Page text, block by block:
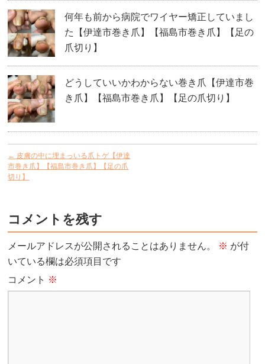
何年も前から病院でワイヤー矯正していまし
た【伊達市巻き爪】【福島市巻き爪】【足の
爪切り】
どうしていいかわからない巻き爪【伊達市巻
き爪】【福島市巻き爪】【足の爪切り】
← 皮膚の中に埋まっいる爪トゲ【伊達
市巻き爪】【福島市巻き爪】【足の爪
切り】
コメントを残す
メールアドレスが公開されることはありません。 ※ が付
いている欄は必須項目です
コメント ※